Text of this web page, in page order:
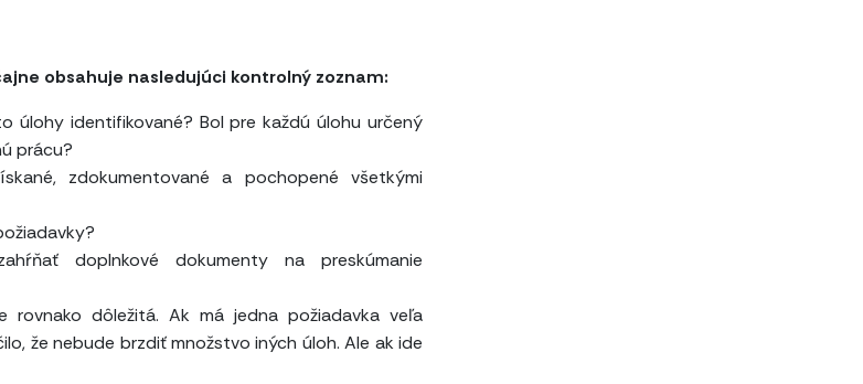
obsahuje nasledujúci kontrolný zoznam:
úlohy identifikované? Bol pre každú úlohu určený
prácu?
zdokumentované a pochopené všetkými
doplnkové dokumenty na preskúmanie
rovnako dôležitá. Ak má jedna požiadavka veľa
že nebude brzdiť množstvo iných úloh. Ale ak ide